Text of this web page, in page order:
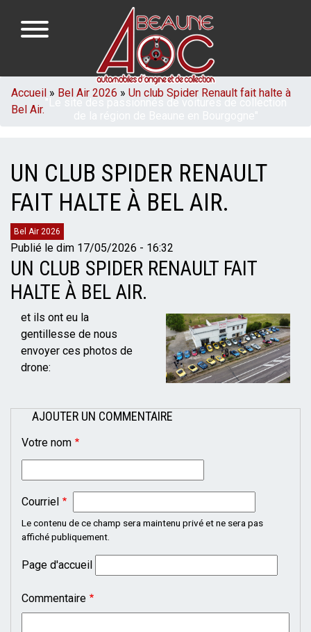
contenu
"Le site des passionnés de voitures de collection
NAVIGATION
PRINCIPALE
FIL
D'ARIANE
Accueil Bel Air 2026
Un club Spider Renault fait halte à
Bel Air.
UN CLUB SPIDER RENAULT
FAIT HALTE À BEL AIR.
Catégories
Bel Air 2026
Publié le dim 17/05/2026 - 16:32
UN CLUB SPIDER RENAULT FAIT
HALTE À BEL AIR.
Mise
en
page
et ils ont eu la
gentillesse de nous
envoyer ces photos de
drone:
AJOUTER UN COMMENTAIRE
Votre nom
Courriel
Le contenu de ce champ sera maintenu privé et ne sera pas
affiché publiquement.
Page d'accueil
Commentaire